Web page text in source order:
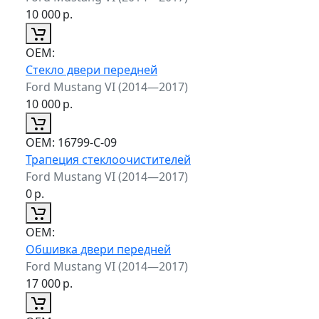
10 000р.
ОЕМ:
Стекло двери передней
Ford Mustang VI (2014—2017)
10 000р.
ОЕМ: 16799-C-09
Трапеция стеклоочистителей
Ford Mustang VI (2014—2017)
0р.
ОЕМ:
Обшивка двери передней
Ford Mustang VI (2014—2017)
17 000р.